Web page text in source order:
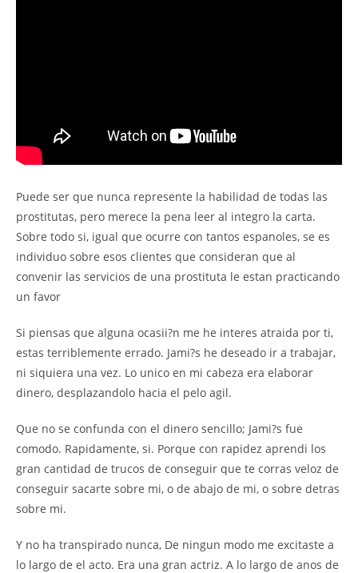
Puede ser que nunca represente la habilidad de todas las
prostitutas, pero merece la pena leer al integro la carta.
Sobre todo si, igual que ocurre con tantos espanoles, se es
individuo sobre esos clientes que consideran que al
convenir las servicios de una prostituta le estan practicando
un favor
Si piensas que alguna ocasii?n me he interes atraida por ti,
estas terriblemente errado. Jami?s he deseado ir a trabajar,
ni siquiera una vez. Lo unico en mi cabeza era elaborar
dinero, desplazandolo hacia el pelo agil.
Que no se confunda con el dinero sencillo; Jami?s fue
comodo. Rapidamente, si. Porque con rapidez aprendi los
gran cantidad de trucos de conseguir que te corras veloz de
conseguir sacarte sobre mi, o de abajo de mi, o sobre detras
sobre mi.
Y no ha transpirado nunca, De ningun modo me excitaste a
lo largo de el acto. Era una gran actriz. A lo largo de anos de